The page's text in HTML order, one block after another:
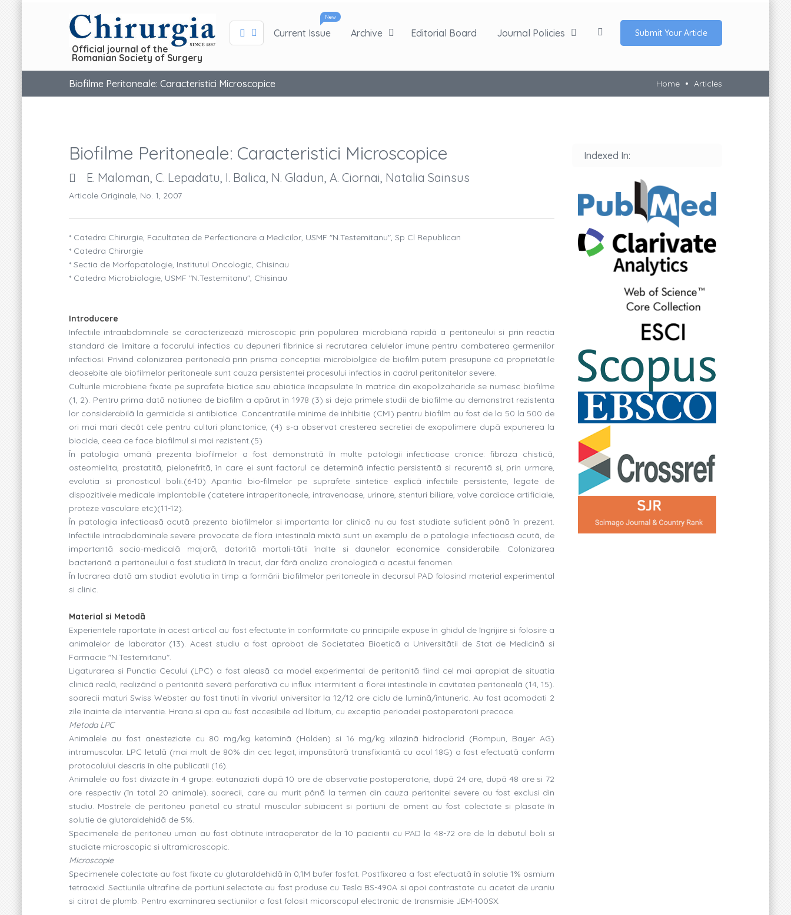
Official journal of the
Romanian Society of Surgery
New
Current Issue Archive Editorial Board Journal Policies Submit Your Article
Biofilme Peritoneale: Caracteristici Microscopice Home Articles
Biofilme Peritoneale: Caracteristici Microscopice
E. Maloman, C. Lepadatu, I. Balica, N. Gladun, A. Ciornai, Natalia Sainsus
Articole Originale, No. 1, 2007
* Catedra Chirurgie, Facultatea de Perfectionare a Medicilor, USMF "N.Testemitanu", Sp Cl Republican
* Catedra Chirurgie
* Sectia de Morfopatologie, Institutul Oncologic, Chisinau
* Catedra Microbiologie, USMF "N.Testemitanu", Chisinau
Introducere
Infectiile intraabdominale se caracterizeazã microscopic prin popularea microbianã rapidã a peritoneului si prin reactia
standard de limitare a focarului infectios cu depuneri fibrinice si recrutarea celulelor imune pentru combaterea germenilor
infectiosi. Privind colonizarea peritonealã prin prisma conceptiei microbiolgice de biofilm putem presupune cã proprietãtile
deosebite ale biofilmelor peritoneale sunt cauza persistentei procesului infectios in cadrul peritonitelor severe.
Culturile microbiene fixate pe suprafete biotice sau abiotice încapsulate în matrice din exopolizaharide se numesc biofilme
(1, 2). Pentru prima datã notiunea de biofilm a apãrut în 1978 (3) si deja primele studii de biofilme au demonstrat rezistenta
lor considerabilã la germicide si antibiotice. Concentratiile minime de inhibitie (CMI) pentru biofilm au fost de la 50 la 500 de
ori mai mari decât cele pentru culturi planctonice, (4) s-a observat cresterea secretiei de exopolimere dupã expunerea la
biocide, ceea ce face biofilmul si mai rezistent.(5)
În patologia umanã prezenta biofilmelor a fost demonstratã în multe patologii infectioase cronice: fibroza chisticã,
osteomielita, prostatitã, pielonefritã, în care ei sunt factorul ce determinã infectia persistentã si recurentã si, prin urmare,
evolutia si pronosticul bolii.(6-10) Aparitia bio-filmelor pe suprafete sintetice explicã infectiile persistente, legate de
dispozitivele medicale implantabile (catetere intraperitoneale, intravenoase, urinare, stenturi biliare, valve cardiace artificiale,
proteze vasculare etc)(11-12).
În patologia infectioasã acutã prezenta biofilmelor si importanta lor clinicã nu au fost studiate suficient pânã în prezent.
Infectiile intraabdominale severe provocate de flora intestinalã mixtã sunt un exemplu de o patologie infectioasã acutã, de
importantã socio-medicalã majorã, datoritã mortali-tãtii înalte si daunelor economice considerabile. Colonizarea
bacterianã a peritoneului a fost studiatã în trecut, dar fãrã analiza cronologicã a acestui fenomen.
În lucrarea datã am studiat evolutia în timp a formãrii biofilmelor peritoneale în decursul PAD folosind material experimental
si clinic.
Material si Metodã
Experientele raportate în acest articol au fost efectuate în conformitate cu principiile expuse în ghidul de îngrijire si folosire a
animalelor de laborator (13). Acest studiu a fost aprobat de Societatea Bioeticã a Universitãtii de Stat de Medicinã si
Farmacie "N.Testemitanu".
Ligaturarea si Punctia Cecului (LPC) a fost aleasã ca model experimental de peritonitã fiind cel mai apropiat de situatia
clinicã realã, realizând o peritonitã severã perforativã cu influx intermitent a florei intestinale în cavitatea peritonealã (14, 15).
soarecii maturi Swiss Webster au fost tinuti în vivariul universitar la 12/12 ore ciclu de luminã/întuneric. Au fost acomodati 2
zile înainte de interventie. Hrana si apa au fost accesibile ad libitum, cu exceptia perioadei postoperatorii precoce.
Metoda LPC
Animalele au fost anesteziate cu 80 mg/kg ketaminã (Holden) si 16 mg/kg xilazinã hidroclorid (Rompun, Bayer AG)
intramuscular. LPC letalã (mai mult de 80% din cec legat, impunsãturã transfixiantã cu acul 18G) a fost efectuatã conform
protocolului descris în alte publicatii (16).
Animalele au fost divizate în 4 grupe: eutanaziati dupã 10 ore de observatie postoperatorie, dupã 24 ore, dupã 48 ore si 72
ore respectiv (în total 20 animale). soarecii, care au murit pânã la termen din cauza peritonitei severe au fost exclusi din
studiu. Mostrele de peritoneu parietal cu stratul muscular subiacent si portiuni de oment au fost colectate si plasate în
solutie de glutaraldehidã de 5%.
Specimenele de peritoneu uman au fost obtinute intraoperator de la 10 pacientii cu PAD la 48-72 ore de la debutul bolii si
studiate microscopic si ultramicroscopic.
Microscopie
Specimenele colectate au fost fixate cu glutaraldehidã în 0,1M bufer fosfat. Postfixarea a fost efectuatã în solutie 1% osmium
tetraoxid. Sectiunile ultrafine de portiuni selectate au fost produse cu Tesla BS-490A si apoi contrastate cu acetat de uraniu
si citrat de plumb. Pentru examinarea sectiunilor a fost folosit micorscopul electronic de transmisie JEM-100SX.
Indexed In: